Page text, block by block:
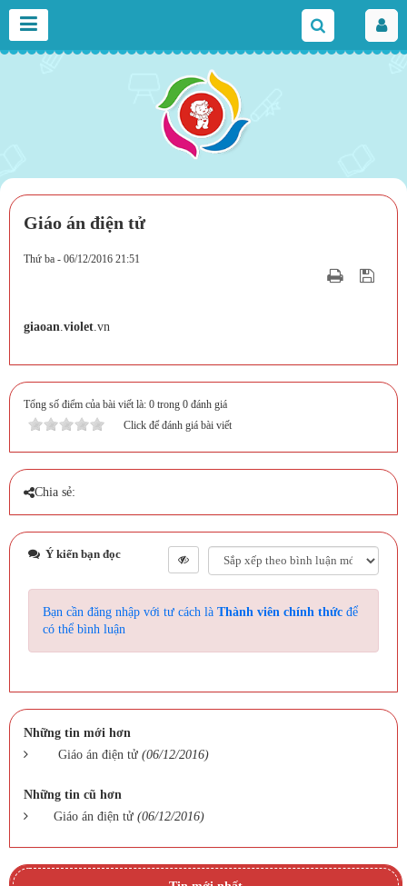
Giáo án điện tử
Thứ ba - 06/12/2016 21:51
giaoan.violet.vn
Tổng số điểm của bài viết là: 0 trong 0 đánh giá
Click để đánh giá bài viết
Chia sẻ:
Ý kiến bạn đọc
Bạn cần đăng nhập với tư cách là Thành viên chính thức để
có thể bình luận
Những tin mới hơn
Giáo án điện tử (06/12/2016)
Những tin cũ hơn
Giáo án điện tử (06/12/2016)